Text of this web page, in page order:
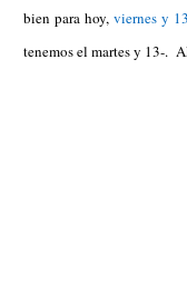
bien para hoy, viernes y 13
tenemos el martes y 13-.